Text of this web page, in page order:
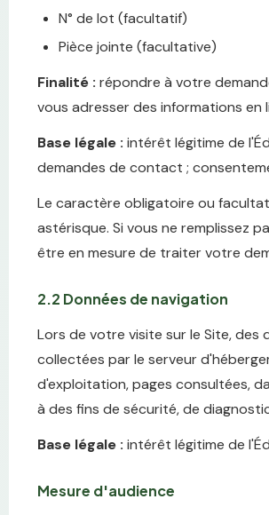
N° de lot (facultatif)
Pièce jointe (facultative)
Finalité : répondre à votre
vous adresser des informations en
Base légale : intérêt légitime de
demandes de contact ;
Le caractère obligatoire ou
astérisque. Si vous ne remplissez
être en mesure de traiter votre
2.2 Données de navigation
Lors de votre visite sur le Site,
collectées par le serveur
d'exploitation, pages consultées,
à des fins de sécurité, de
Base légale : intérêt légitime de
Mesure d'audience